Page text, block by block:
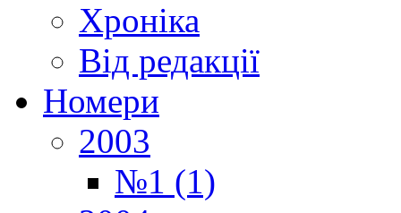
Хроніка
Від редакції
Номери
2003
№1 (1)